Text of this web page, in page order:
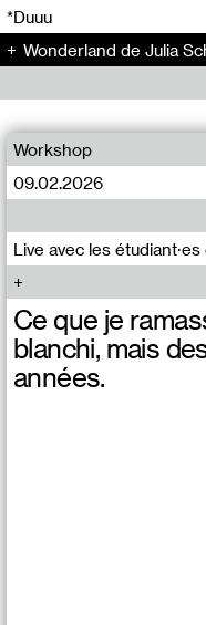
*Duuu
Wonderland de Julia Scher,
Workshop
09.02.2026
Live avec les
Ce que je
blanchi, mais
années.
00
00